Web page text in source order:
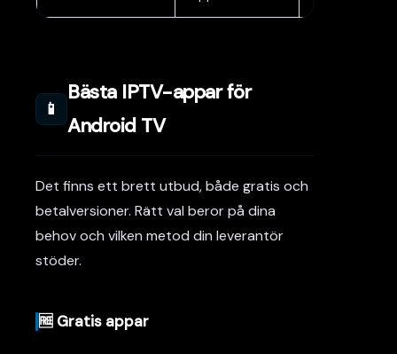
📱
Bästa IPTV-appar för
Android TV
Det finns ett brett utbud, både gratis och
betalversioner. Rätt val beror på dina
behov och vilken metod din leverantör
stöder.
🆓 Gratis appar